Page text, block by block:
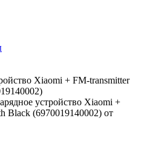
Xiaomi + FM-transmitter